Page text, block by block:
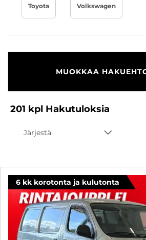
Toyota Volkswagen
MUOKKAA
201 kpl Hakutuloksia
Järjestä
6 kk korotonta ja kulutonta